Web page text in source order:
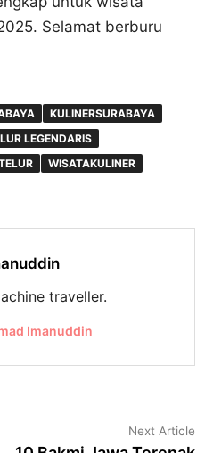
Selamat berburu
KULINERSURABAYA
LEGENDARIS
WISATAKULINER
traveller.
Imanuddin
Next Article